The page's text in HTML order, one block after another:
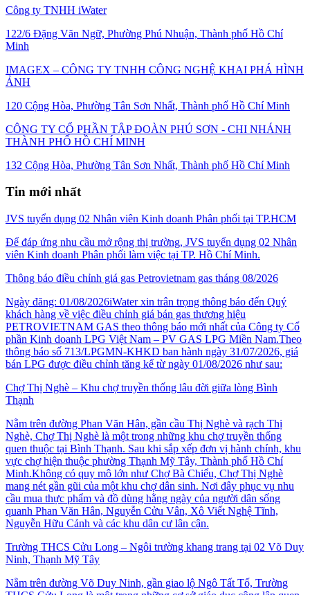
Công ty TNHH iWater
122/6 Đặng Văn Ngữ, Phường Phú Nhuận, Thành phố Hồ Chí
Minh
IMAGEX – CÔNG TY TNHH CÔNG NGHỆ KHAI PHÁ HÌNH
ẢNH
120 Cộng Hòa, Phường Tân Sơn Nhất, Thành phố Hồ Chí Minh
CÔNG TY CỔ PHẦN TẬP ĐOÀN PHÚ SƠN - CHI NHÁNH
THÀNH PHỐ HỒ CHÍ MINH
132 Cộng Hòa, Phường Tân Sơn Nhất, Thành phố Hồ Chí Minh
Tin mới nhất
JVS tuyển dụng 02 Nhân viên Kinh doanh Phân phối tại TP.HCM
Để đáp ứng nhu cầu mở rộng thị trường, JVS tuyển dụng 02 Nhân
viên Kinh doanh Phân phối làm việc tại TP. Hồ Chí Minh.
Thông báo điều chỉnh giá gas Petrovietnam gas tháng 08/2026
Ngày đăng: 01/08/2026iWater xin trân trọng thông báo đến Quý
khách hàng về việc điều chỉnh giá bán gas thương hiệu
PETROVIETNAM GAS theo thông báo mới nhất của Công ty Cổ
phần Kinh doanh LPG Việt Nam – PV GAS LPG Miền Nam.Theo
thông báo số 713/LPGMN-KHKD ban hành ngày 31/07/2026, giá
bán LPG được điều chỉnh tăng kể từ ngày 01/08/2026 như sau:
Chợ Thị Nghè – Khu chợ truyền thống lâu đời giữa lòng Bình
Thạnh
Nằm trên đường Phan Văn Hân, gần cầu Thị Nghè và rạch Thị
Nghè, Chợ Thị Nghè là một trong những khu chợ truyền thống
quen thuộc tại Bình Thạnh. Sau khi sắp xếp đơn vị hành chính, khu
vực chợ hiện thuộc phường Thạnh Mỹ Tây, Thành phố Hồ Chí
Minh.Không có quy mô lớn như Chợ Bà Chiểu, Chợ Thị Nghè
mang nét gần gũi của một khu chợ dân sinh. Nơi đây phục vụ nhu
cầu mua thực phẩm và đồ dùng hằng ngày của người dân sống
quanh Phan Văn Hân, Nguyễn Cửu Vân, Xô Viết Nghệ Tĩnh,
Nguyễn Hữu Cảnh và các khu dân cư lân cận.
Trường THCS Cửu Long – Ngôi trường khang trang tại 02 Võ Duy
Ninh, Thạnh Mỹ Tây
Nằm trên đường Võ Duy Ninh, gần giao lộ Ngô Tất Tố, Trường